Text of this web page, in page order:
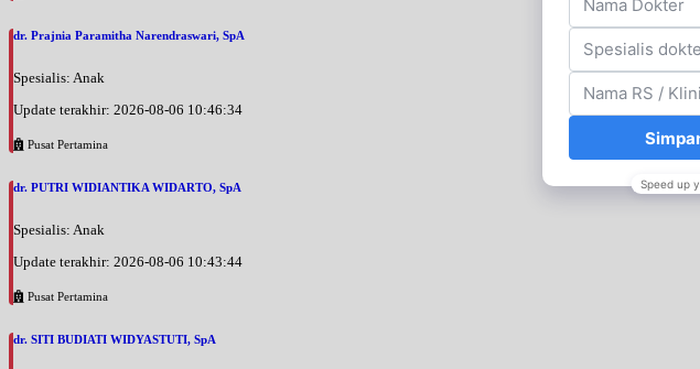
dr. Prajnia Paramitha Narendraswari, SpA
Spesialis: Anak
Update terakhir: 2026-08-06 10:46:34
Pusat Pertamina
dr. PUTRI WIDIANTIKA WIDARTO, SpA
Spesialis: Anak
Update terakhir: 2026-08-06 10:43:44
Pusat Pertamina
dr. SITI BUDIATI WIDYASTUTI, SpA